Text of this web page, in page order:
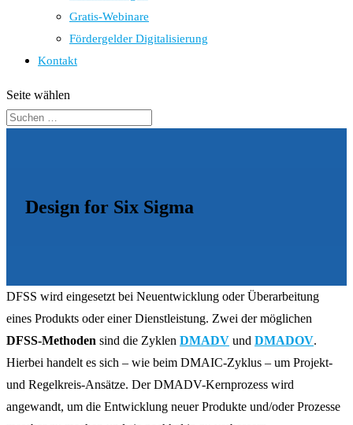
Gratis-Webinare
Fördergelder Digitalisierung
Kontakt
Seite wählen
Design for Six Sigma
DFSS wird eingesetzt bei Neuentwicklung oder Überarbeitung
eines Produkts oder einer Dienstleistung. Zwei der möglichen
DFSS-Methoden sind die Zyklen DMADV und DMADOV.
Hierbei handelt es sich – wie beim DMAIC-Zyklus – um Projekt-
und Regelkreis-Ansätze. Der DMADV-Kernprozess wird
angewandt, um die Entwicklung neuer Produkte und/oder Prozesse